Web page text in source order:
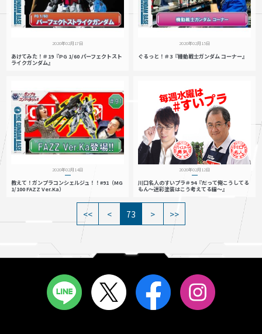
2020年02月17日
あけてみた！＃19『PG 1/60 パーフェクトスト
ライクガンダム』
2020年02月15日
ぐるっと！＃3『機動戦士ガンダム コーナー』
2020年02月14日
教えて！ガンプラコンシェルジュ！！#91（MG
1/100 FAZZ Ver.Ka）
2020年02月12日
川口名人のすいプラ＃94『だって俺こうしてる
もん～迷彩塗装はこう考えてる編～』
73